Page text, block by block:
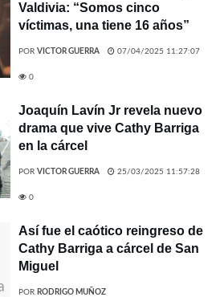
Valdivia: “Somos cinco
víctimas, una tiene 16 años”
POR VICTOR GUERRA 07/04/2025 11:27:07
0
Joaquín Lavín Jr revela nuevo
drama que vive Cathy Barriga
en la cárcel
POR VICTOR GUERRA 25/03/2025 11:57:28
0
Así fue el caótico reingreso de
Cathy Barriga a cárcel de San
Miguel
POR RODRIGO MUÑOZ